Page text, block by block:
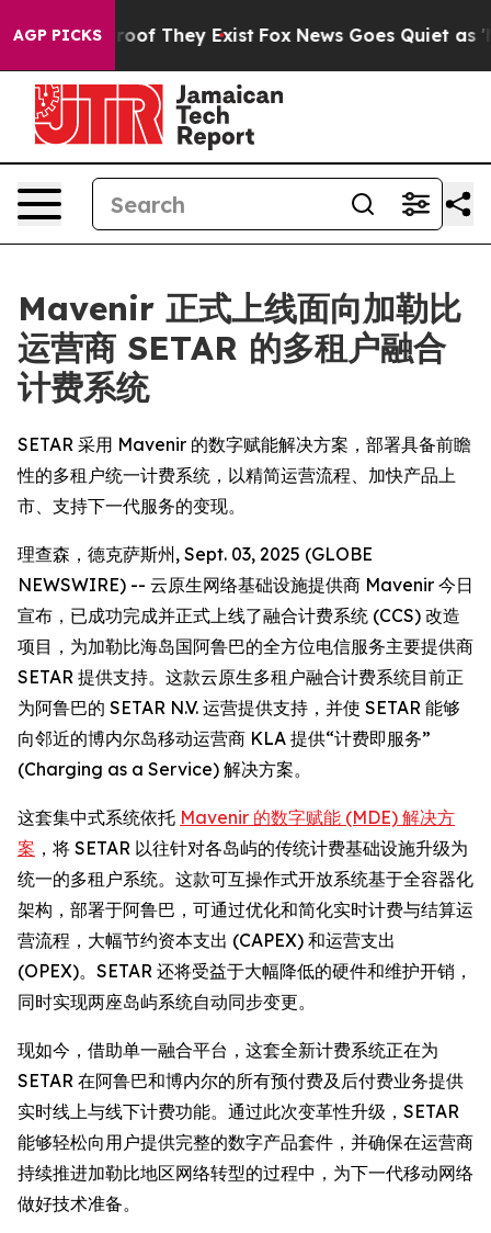
AGP PICKS
no Proof They Exist Fox News Goes Quiet as
Mavenir 正式上线面向加勒比
运营商 SETAR 的多租户融合
计费系统
SETAR 采用 Mavenir 的数字赋能解决方案，部署具备前瞻
性的多租户统一计费系统，以精简运营流程、加快产品上
市、支持下一代服务的变现。
理查森，德克萨斯州, Sept. 03, 2025 (GLOBE
NEWSWIRE) -- 云原生网络基础设施提供商 Mavenir 今日
宣布，已成功完成并正式上线了融合计费系统 (CCS) 改造
项目，为加勒比海岛国阿鲁巴的全方位电信服务主要提供商
SETAR 提供支持。这款云原生多租户融合计费系统目前正
为阿鲁巴的 SETAR N.V. 运营提供支持，并使 SETAR 能够
向邻近的博内尔岛移动运营商 KLA 提供“计费即服务”
(Charging as a Service) 解决方案。
这套集中式系统依托 Mavenir 的数字赋能 (MDE) 解决方
案 ，将 SETAR 以往针对各岛屿的传统计费基础设施升级为
统一的多租户系统。这款可互操作式开放系统基于全容器化
架构，部署于阿鲁巴，可通过优化和简化实时计费与结算运
营流程，大幅节约资本支出 (CAPEX) 和运营支出
(OPEX)。SETAR 还将受益于大幅降低的硬件和维护开销，
同时实现两座岛屿系统自动同步变更。
现如今，借助单一融合平台，这套全新计费系统正在为
SETAR 在阿鲁巴和博内尔的所有预付费及后付费业务提供
实时线上与线下计费功能。通过此次变革性升级，SETAR
能够轻松向用户提供完整的数字产品套件，并确保在运营商
持续推进加勒比地区网络转型的过程中，为下一代移动网络
做好技术准备。